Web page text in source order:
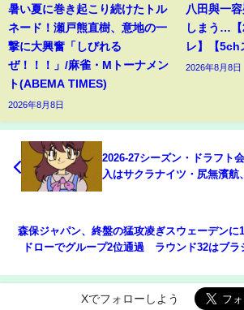
暑い夏に巻き起こり続けたトル
ネード！瀬戸熊直樹、意地の一
撃に大興奮「しびれる
ぜ！！！」/麻雀・Mトーナメン
ト(ABEMA TIMES)
2026年8月8日
八田與一
しまう…
レ】【5ch
2026年8月8日
2026-27シーズン・ドラフト
入はサクラナイツ・尻無濱航
森保ジャパン、終盤の猛攻凌ぎスウェーデンに1
ドローでグループ2位通過 ラウンド32はブラ
Xでフォローしよう